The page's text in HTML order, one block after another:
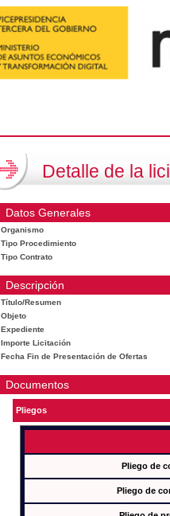
Detalle de la
Datos Generales
Organismo
Tipo Procedimiento
Tipo Contrato
Descripción
Título/Resumen
Objeto
Expediente
Importe Licitación
Fecha Fin de Presentación de Ofertas
Documentos
Pliegos
Pliego de
Pliego de